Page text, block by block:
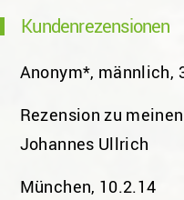
Kundenrezensionen
Anonym*, männlich,
Rezension zu
Johannes Ullrich
München, 10.2.14